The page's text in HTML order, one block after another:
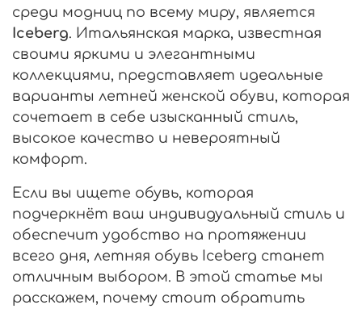
среди модниц по всему миру, является
Iceberg. Итальянская марка, известная
своими яркими и элегантными
коллекциями, представляет идеальные
варианты летней женской обуви, которая
сочетает в себе изысканный стиль,
высокое качество и невероятный
комфорт.
Если вы ищете обувь, которая
подчеркнёт ваш индивидуальный стиль и
обеспечит удобство на протяжении
всего дня, летняя обувь Iceberg станет
отличным выбором. В этой статье мы
расскажем, почему стоит обратить